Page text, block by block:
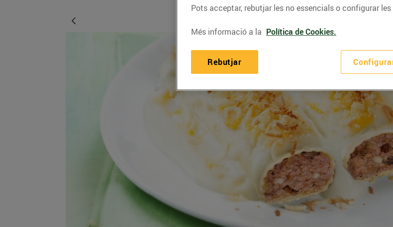
Pots acceptar, rebutjar les no essencials o configurar
Més informació a la Política de Cookies.
Rebutjar